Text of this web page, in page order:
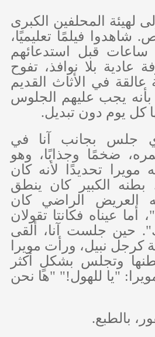
لهيئة المحلفين الكبرى
فيلمًا تعليميًا،
ساعات قبل استدعائهم
عادية بلا نوافذ، تفوح
عالقة في الأثاث القديم
بأنه يجب عليهم الجلوس
كل يوم دون تبديل.
جلس بجانب آنا في
ضخمًا وجذابًا، وهو
مويرا تحديدًا لأنه كان
بطنه الكبير كان ينطق
العريض الراضي كان
أما عيناه فكانتا تقولان
حين جلست آنا، ألقى
كرجل نبيل، ورأت مويرا
وتجلس بشكلٍ أكثر
"يا للهول!" "ها نحن
بالطبع.